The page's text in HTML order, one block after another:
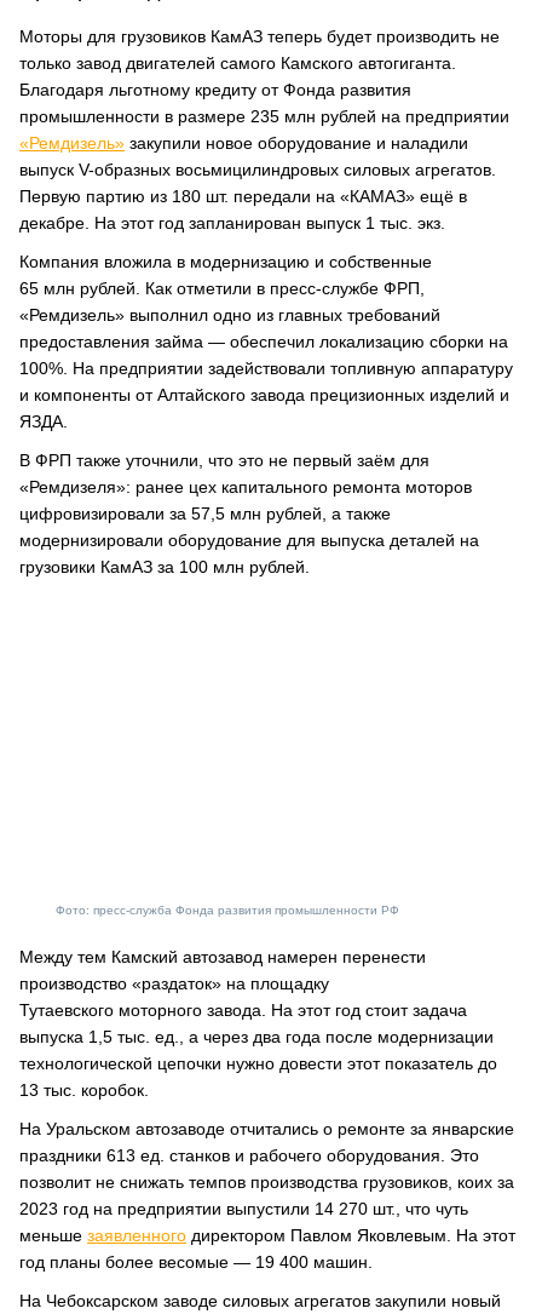
Моторы для грузовиков КамАЗ теперь будет производить не
только завод двигателей самого Камского автогиганта.
Благодаря льготному кредиту от Фонда развития
промышленности в размере 235 млн рублей на предприятии
«Ремдизель» закупили новое оборудование и наладили
выпуск V-образных восьмицилиндровых силовых агрегатов.
Первую партию из 180 шт. передали на «КАМАЗ» ещё в
декабре. На этот год запланирован выпуск 1 тыс. экз.
Компания вложила в модернизацию и собственные
65 млн рублей. Как отметили в пресс-службе ФРП,
«Ремдизель» выполнил одно из главных требований
предоставления займа — обеспечил локализацию сборки на
100%. На предприятии задействовали топливную аппаратуру
и компоненты от Алтайского завода прецизионных изделий и
ЯЗДА.
В ФРП также уточнили, что это не первый заём для
«Ремдизеля»: ранее цех капитального ремонта моторов
цифровизировали за 57,5 млн рублей, а также
модернизировали оборудование для выпуска деталей на
грузовики КамАЗ за 100 млн рублей.
Фото: пресс-служба Фонда развития промышленности РФ
Между тем Камский автозавод намерен перенести
производство «раздаток» на площадку
Тутаевского моторного завода. На этот год стоит задача
выпуска 1,5 тыс. ед., а через два года после модернизации
технологической цепочки нужно довести этот показатель до
13 тыс. коробок.
На Уральском автозаводе отчитались о ремонте за январские
праздники 613 ед. станков и рабочего оборудования. Это
позволит не снижать темпов производства грузовиков, коих за
2023 год на предприятии выпустили 14 270 шт., что чуть
меньше заявленного директором Павлом Яковлевым. На этот
год планы более весомые — 19 400 машин.
На Чебоксарском заводе силовых агрегатов закупили новый